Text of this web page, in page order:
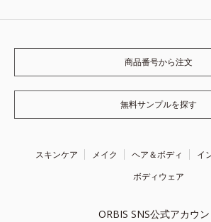
商品番号から注文
無料サンプルを探す
スキンケア メイク ヘア＆ボディ
イ
ボディウェア
ORBIS SNS公式アカウン